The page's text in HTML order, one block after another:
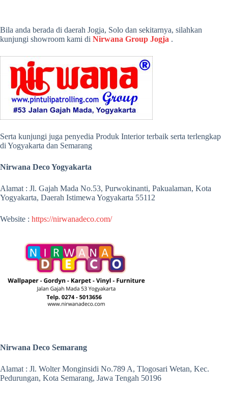
Bila anda berada di daerah Jogja, Solo dan sekitarnya, silahkan
kunjungi showroom kami di Nirwana Group Jogja .
Serta kunjungi juga penyedia Produk Interior terbaik serta terlengkap
di Yogyakarta dan Semarang
Nirwana Deco Yogyakarta
Alamat : Jl. Gajah Mada No.53, Purwokinanti, Pakualaman, Kota
Yogyakarta, Daerah Istimewa Yogyakarta 55112
Website : https://nirwanadeco.com/
Nirwana Deco Semarang
Alamat : Jl. Wolter Monginsidi No.789 A, Tlogosari Wetan, Kec.
Pedurungan, Kota Semarang, Jawa Tengah 50196